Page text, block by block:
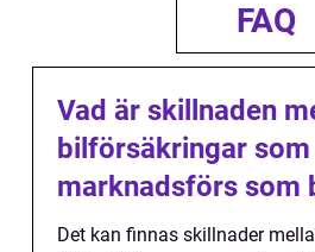
FAQ
Vad är skillnaden
bilförsäkringar som
marknadsförs som
Det kan finnas skillnader